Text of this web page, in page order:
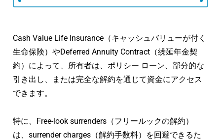
Cash Value Life Insurance（キャッシュバリューが付く
生命保険）やDeferred Annuity Contract（繰延年金契
約）によって、所有者は、ポリシー ローン、部分的な
引き出し、または完全な解約を通じて資金にアクセス
できます。
特に、Free-look surrenders（フリールックの解約）
は、surrender charges（解約手数料）を回避できるた